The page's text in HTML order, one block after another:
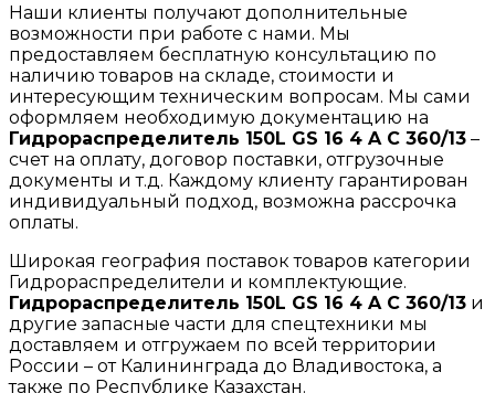
Наши клиенты получают дополнительные
возможности при работе с нами. Мы
предоставляем бесплатную консультацию по
наличию товаров на складе, стоимости и
интересующим техническим вопросам. Мы сами
оформляем необходимую документацию на
Гидрораспределитель 150L GS 16 4 A C 360/13 –
счет на оплату, договор поставки, отгрузочные
документы и т.д. Каждому клиенту гарантирован
индивидуальный подход, возможна рассрочка
оплаты.
Широкая география поставок товаров категории
Гидрораспределители и комплектующие.
Гидрораспределитель 150L GS 16 4 A C 360/13 и
другие запасные части для спецтехники мы
доставляем и отгружаем по всей территории
России – от Калининграда до Владивостока, а
также по Республике Казахстан.